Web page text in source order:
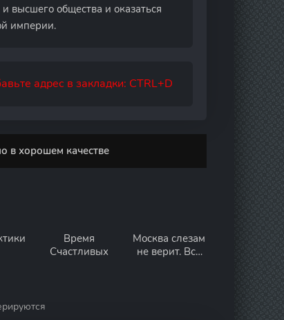
высшего общества и оказаться
империи.
адрес в закладки: CTRL+D
в хорошем качестве
Время
Счастливых
Москва слезам
не верит. Всё